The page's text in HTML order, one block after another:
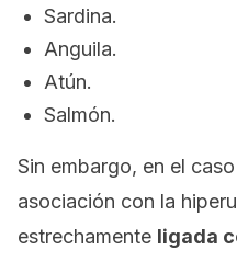
Sardina.
Anguila.
Atún.
Salmón.
Sin embargo, en el
asociación con la
estrechamente ligada